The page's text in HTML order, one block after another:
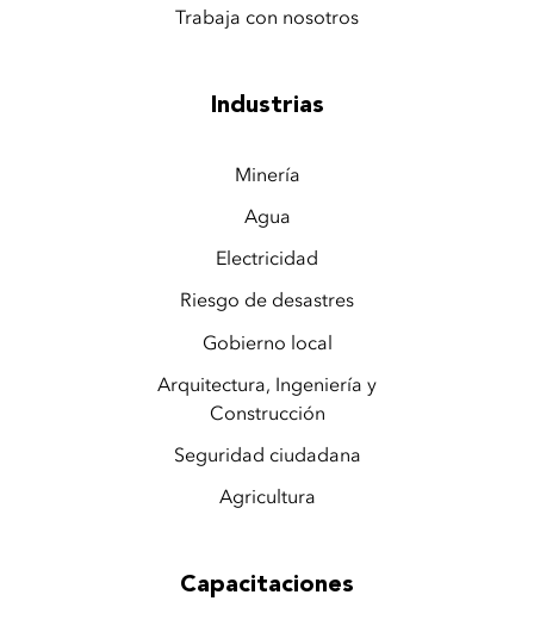
Trabaja con nosotros
Industrias
Minería
Agua
Electricidad
Riesgo de desastres
Gobierno local
Arquitectura, Ingeniería y
Construcción
Seguridad ciudadana
Agricultura
Capacitaciones